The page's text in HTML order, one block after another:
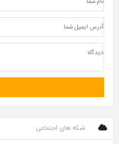
شبکه های اجتماعی